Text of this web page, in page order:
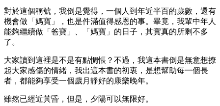
對於這個稱號，我倒是覺得，一個人到年近半百的歲數，還有
機會做「媽寶」，也是件滿值得感恩的事。畢竟，我輩中年人
能夠繼續做「爸寶」、「媽寶」的日子，其實真的所剩不多
了。
大家讀到這裡是不是有點惆悵？不過，我這本書倒是無意想撩
起大家感傷的情緒，我出這本書的初衷，是想幫助每一個長
者，都能夠享受一個歲月靜好的康樂晚年。
雖然已經近黃昏，但是，夕陽可以無限好。